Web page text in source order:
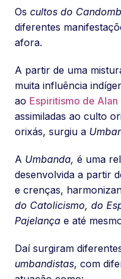
Os cultos do
diferentes
afora.
A partir de uma
muita influência
ao Espiritismo de Alan
assimiladas ao culto
orixás, surgiu a
A Umbanda, é uma
desenvolvida a partir
e crenças,
do Catolicismo, do
Pajelança e até
Daí surgiram
umbandistas, com